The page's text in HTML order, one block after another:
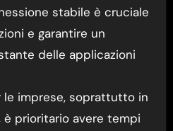
stabile è cruciale
e garantire un
delle applicazioni
imprese, soprattutto in
prioritario avere tempi